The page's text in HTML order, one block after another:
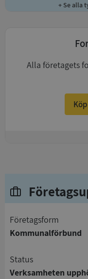
+ Se alla
Alla företagets
företagsform
Kommunalförbund
status
Verksamheten